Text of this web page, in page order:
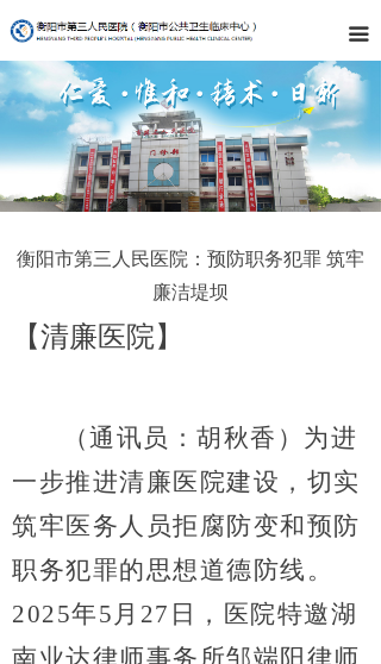
끀
衡阳市第三人民医院：预防职务犯罪 筑牢
廉洁堤坝
【清廉医院】
（通讯员：胡秋香）为进
一步推进清廉医院建设，切实
筑牢医务人员拒腐防变和预防
职务犯罪的思想道德防线。
2025年5月27日，医院特邀湖
南业达律师事务所邹端阳律师